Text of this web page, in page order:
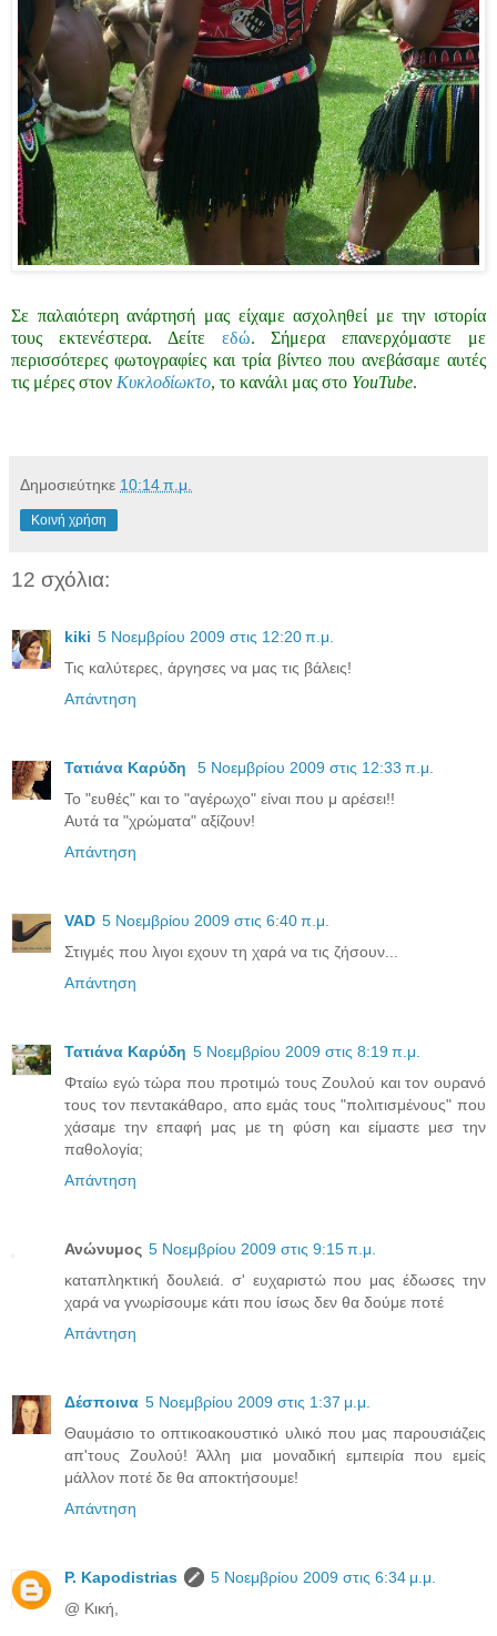
Σε παλαιότερη ανάρτησή μας είχαμε ασχοληθεί με την ιστορία
τους εκτενέστερα. Δείτε
εδώ. Σήμερα επανερχόμαστε με
περισσότερες φωτογραφίες και τρία βίντεο που ανεβάσαμε αυτές
τις μέρες στον Κυκλοδίωκτο, το κανάλι μας στο YouTube.
Δημοσιεύτηκε 10:14 π.μ.
Κοινή χρήση
12 σχόλια:
kiki 5 Νοεμβρίου 2009 στις 12:20 π.μ.
Τις καλύτερες, άργησες να μας τις βάλεις!
Απάντηση
Τατιάνα Καρύδη
5 Νοεμβρίου 2009 στις 12:33 π.μ.
Το "ευθές" και το "αγέρωχο" είναι που μ αρέσει!!
Αυτά τα "χρώματα" αξίζουν!
Απάντηση
VAD 5 Νοεμβρίου 2009 στις 6:40 π.μ.
Στιγμές που λιγοι εχουν τη χαρά να τις ζήσουν...
Απάντηση
Τατιάνα Καρύδη 5 Νοεμβρίου 2009 στις 8:19 π.μ.
Φταίω εγώ τώρα που προτιμώ τους Ζουλού και τον ουρανό
τους τον πεντακάθαρο, απο εμάς τους "πολιτισμένους" που
χάσαμε την επαφή μας με τη φύση και είμαστε μεσ την
παθολογία;
Απάντηση
Ανώνυμος 5 Νοεμβρίου 2009 στις 9:15 π.μ.
καταπληκτική δουλειά. σ' ευχαριστώ που μας έδωσες την
χαρά να γνωρίσουμε κάτι που ίσως δεν θα δούμε ποτέ
Απάντηση
Δέσποινα 5 Νοεμβρίου 2009 στις 1:37 μ.μ.
Θαυμάσιο το οπτικοακουστικό υλικό που μας παρουσιάζεις
απ'τους Ζουλού! Άλλη μια μοναδική εμπειρία που εμείς
μάλλον ποτέ δε θα αποκτήσουμε!
Απάντηση
P. Kapodistrias
5 Νοεμβρίου 2009 στις 6:34 μ.μ.
@ Κική,